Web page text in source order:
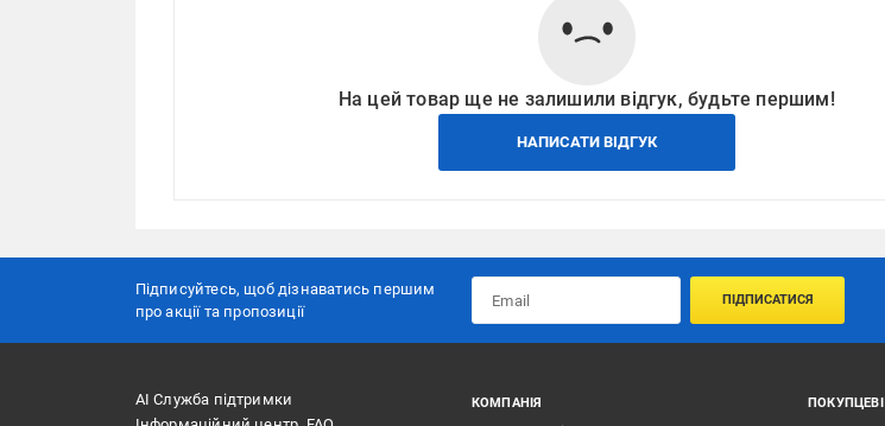
На цей товар ще не залишили відгук, будьте першим!
НАПИСАТИ ВІДГУК
Підписуйтесь, щоб дізнаватись першим
про акції та пропозиції
ПІДПИСАТИСЯ
АІ Служба підтримки
КОМПАНІЯ ПОКУПЦЕВІ